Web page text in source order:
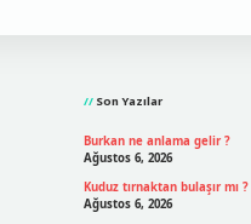
Son Yazılar
Burkan ne anlama gelir ?
Ağustos 6, 2026
Kuduz tırnaktan bulaşır mı ?
Ağustos 6, 2026